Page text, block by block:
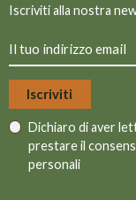
Iscriviti alla nostra
Dichiaro di aver
prestare il
personali